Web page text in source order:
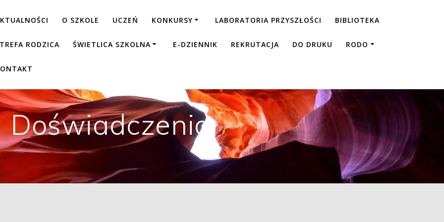
O SZKOLE UCZEŃ KONKURSY LABORATORIA PRZYSZŁOŚCI BIBLIOTEKA
RODZICA ŚWIETLICA SZKOLNA E-DZIENNIK REKRUTACJA DO DRUKU RODO
Doświadczenia